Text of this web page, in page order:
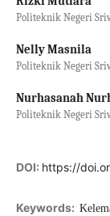
Politeknik Negeri
Nelly Masnila
Politeknik Negeri
Nurhasanah
Politeknik Negeri
DOI: https://
Keywords: